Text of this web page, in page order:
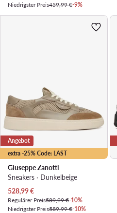
Niedrigster Preis459,99 €-9%
extra -25% Code: LAST
Angebot
Giuseppe Zanotti
Sneakers · Dunkelbeige
Aktueller Preis
528,99€
Regulärer Preis589,99 €-10%
Niedrigster Preis589,99 €-10%